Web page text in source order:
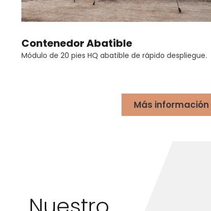
Contenedor Abatible
Módulo de 20 pies HQ abatible de rápido despliegue.
Más información